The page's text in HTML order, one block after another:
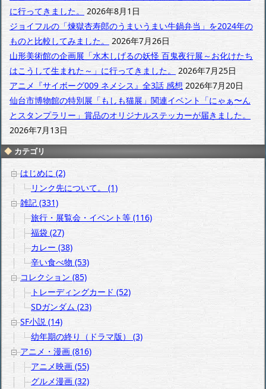
イ
ブ
に行ってきました。
2026年8月1日
ジョイフルの「煉獄杏寿郎のうまいうまい牛鍋弁当」を2024年の
ものと比較してみました。 2026年7月26日
山形美術館の企画展「水木しげるの妖怪 百鬼夜行展～お化けたち
はこうして生まれた～」に行ってきました。 2026年7月25日
アニメ『サイボーグ009 ネメシス』全3話 感想 2026年7月20日
仙台市博物館の特別展「もしも猫展」関連イベント「にゃぁ〜ん
とスタンプラリー」賞品のオリジナルステッカーが届きました。
2026年7月13日
カテゴリ
はじめに (2)
リンク先について。 (1)
雑記 (331)
旅行・展覧会・イベント等 (116)
福袋 (27)
カレー (38)
辛い食べ物 (53)
コレクション (85)
トレーディングカード (52)
SDガンダム (23)
SF小説 (14)
幼年期の終り（ドラマ版） (3)
アニメ・漫画 (816)
アニメ映画 (55)
グルメ漫画 (32)